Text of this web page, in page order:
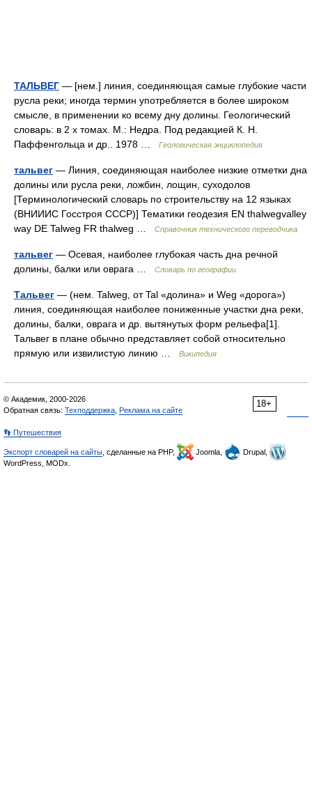
ТАЛЬВЕГ — [нем.] линия, соединяющая самые глубокие части
русла реки; иногда термин употребляется в более широком
смысле, в применении ко всему дну долины. Геологический
словарь: в 2 х томах. М.: Недра. Под редакцией К. Н.
Паффенгольца и др.. 1978 …
Геологическая энциклопедия
тальвег — Линия, соединяющая наиболее низкие отметки дна
долины или русла реки, ложбин, лощин, суходолов
[Терминологический словарь по строительству на 12 языках
(ВНИИИС Госстроя СССР)] Тематики геодезия EN thalwegvalley
way DE Talweg FR thalweg …
Справочник технического переводчика
тальвег — Осевая, наиболее глубокая часть дна речной
долины, балки или оврага …
Словарь по географии
Тальвег — (нем. Talweg, от Tal «долина» и Weg «дорога»)
линия, соединяющая наиболее пониженные участки дна реки,
долины, балки, оврага и др. вытянутых форм рельефа[1].
Тальвег в плане обычно представляет собой относительно
прямую или извилистую линию …
Википедия
18+
© Академик, 2000-2026
Обратная связь: Техподдержка Реклама на сайте
👣 Путешествия
Экспорт словарей на сайты , сделанные на PHP, Joomla,
Drupal,
WordPress, MODx.